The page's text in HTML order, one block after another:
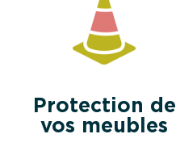
Protection de
vos meubles